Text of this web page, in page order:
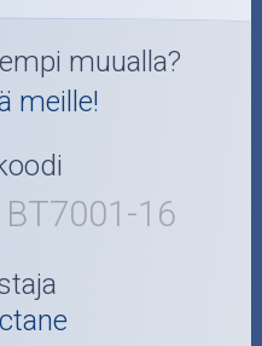
muualla?
meille!
16